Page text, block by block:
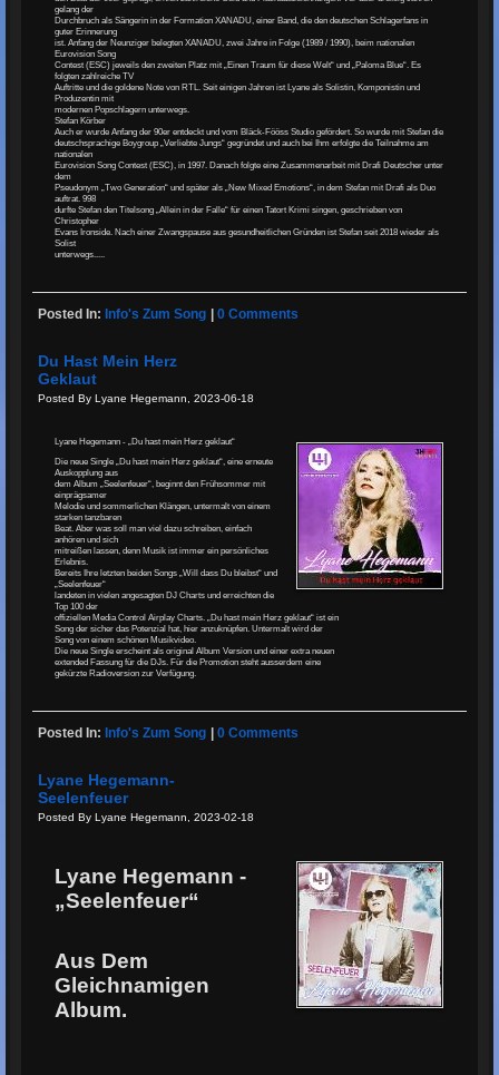
gelang der
Durchbruch als Sängerin in der Formation XANADU, einer Band, die den deutschen Schlagerfans in
guter Erinnerung
ist. Anfang der Neunziger belegten XANADU, zwei Jahre in Folge (1989 / 1990), beim nationalen
Eurovision Song
Contest (ESC) jeweils den zweiten Platz mit „Einen Traum für diese Welt“ und „Paloma Blue“. Es
folgten zahlreiche TV
Auftritte und die goldene Note von RTL. Seit einigen Jahren ist Lyane als Solistin, Komponistin und
Produzentin mit
modernen Popschlagern unterwegs.
Stefan Körber
Auch er wurde Anfang der 90er entdeckt und vom Bläck-Fööss Studio gefördert. So wurde mit Stefan die
deutschsprachige Boygroup „Verliebte Jungs“ gegründet und auch bei Ihm erfolgte die Teilnahme am
nationalen
Eurovision Song Contest (ESC), in 1997. Danach folgte eine Zusammenarbeit mit Drafi Deutscher unter
dem
Pseudonym „Two Generation“ und später als „New Mixed Emotions“, in dem Stefan mit Drafi als Duo
auftrat. 998
durfte Stefan den Titelsong „Allein in der Falle“ für einen Tatort Krimi singen, geschrieben von
Christopher
Evans Ironside. Nach einer Zwangspause aus gesundheitlichen Gründen ist Stefan seit 2018 wieder als
Solist
unterwegs.....
Posted In: Info's Zum Song |0 Comments
Du Hast Mein Herz
Geklaut
Posted By Lyane Hegemann, 2023-06-18
Lyane Hegemann - „Du hast mein Herz geklaut“
Die neue Single „Du hast mein Herz geklaut“, eine erneute
Auskopplung aus
dem Album „Seelenfeuer“, beginnt den Frühsommer mit
einprägsamer
Melodie und sommerlichen Klängen, untermalt von einem
starken tanzbaren
Beat. Aber was soll man viel dazu schreiben, einfach
anhören und sich
mitreißen lassen, denn Musik ist immer ein persönliches
Erlebnis.
Bereits Ihre letzten beiden Songs „Will dass Du bleibst“ und
„Seelenfeuer“
landeten in vielen angesagten DJ Charts und erreichten die
Top 100 der
offiziellen Media Control Airplay Charts. „Du hast mein Herz geklaut“ ist ein
Song der sicher das Potenzial hat, hier anzuknüpfen. Untermalt wird der
Song von einem schönen Musikvideo.
Die neue Single erscheint als original Album Version und einer extra neuen
extended Fassung für die DJs. Für die Promotion steht ausserdem eine
gekürzte Radioversion zur Verfügung.
Posted In: Info's Zum Song |0 Comments
Lyane Hegemann-
Seelenfeuer
Posted By Lyane Hegemann, 2023-02-18
Lyane Hegemann -
„Seelenfeuer“
Aus Dem
Gleichnamigen
Album.